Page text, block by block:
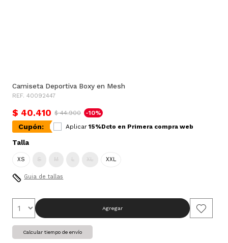
Camiseta Deportiva Boxy en Mesh
REF. 40092447
$ 40.410 $ 44.900 -10%
Cupón: Aplicar 15%Dcto en Primera compra web
Talla
XS S M L XL XXL
Guia de tallas
Agregar
Calcular tiempo de envío